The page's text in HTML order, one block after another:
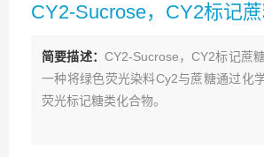
CY2-Sucrose，CY2标记
简要描述： CY2-Sucrose，CY2标记蔗
一种将绿色荧光染料Cy2与蔗糖通过化
荧光标记糖类化合物。